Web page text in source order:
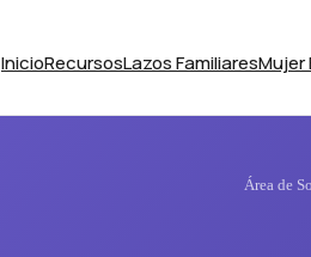
InicioRecursosLazos FamiliaresMujer
Área de